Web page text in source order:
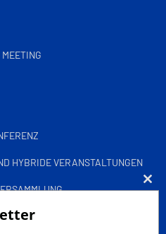
HYBRIDE VERANSTALTUNGEN